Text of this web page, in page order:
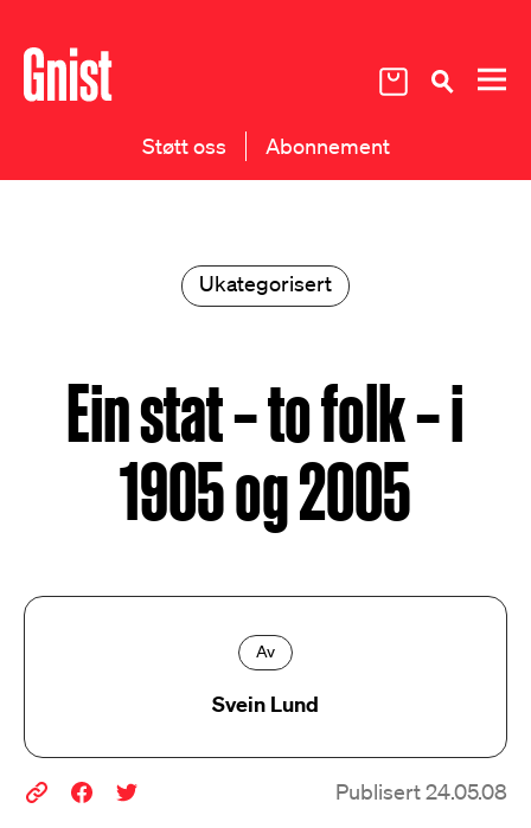
Støtt oss Abonnement
Ukategorisert
Ein stat – to folk – i
1905 og 2005
Av
Svein Lund
Publisert 24.05.08